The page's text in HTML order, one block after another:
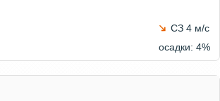
СЗ 4 м/с
осадки: 4%